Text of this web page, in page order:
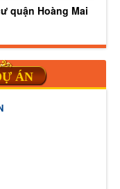
quận Hoàng Mai
ÁN